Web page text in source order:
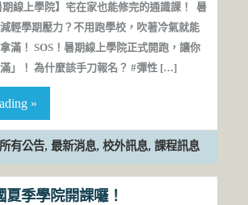
期線上學院】宅在家也能修完的通識課！ 暑
輕學期壓力？不用跑學校，吹著冷氣就能
滿！ SOS！暑期線上學院正式開跑，讓你
」！ 為什麼該手刀報名？ #彈性 […]
»
所有公告, 最新消息, 校外訊息, 課程訊息
夏季學院開課囉！